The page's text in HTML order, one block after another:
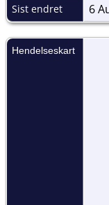
Sist endret 6
Hendelseskart